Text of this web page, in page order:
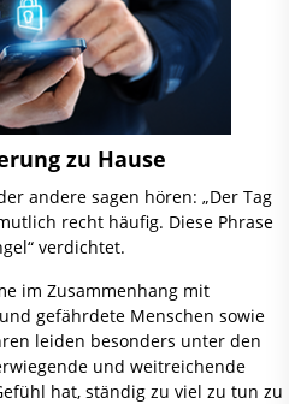
zu Hause
andere sagen hören: „Der Tag
recht häufig. Diese Phrase
verdichtet.
im Zusammenhang mit
gefährdete Menschen sowie
leiden besonders unter den
und weitreichende
hat, ständig zu viel zu tun zu